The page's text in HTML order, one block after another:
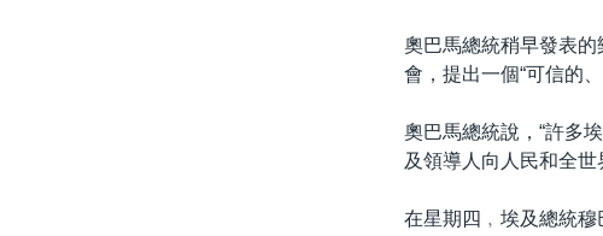
奧巴馬總統稍早發表
會，提出一個“可信的
奧巴馬總統說，“許多
及領導人向人民和全世
在星期四﹐埃及總統